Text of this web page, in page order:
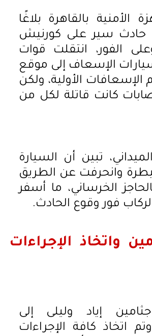
الأمنية بالقاهرة بلاغًا
حادث سير على كورنيش
الفور، انتقلت قوات
الإسعاف إلى موقع
الإسعافات الأولية، ولكن
كانت قاتلة لكل من
تبين أن السيارة
وانحرفت عن الطريق
الخرساني، ما أسفر
فور وقوع الحادث.
واتخاذ الإجراءات
إياد وليلى إلى
اتخاذ كافة الإجراءات